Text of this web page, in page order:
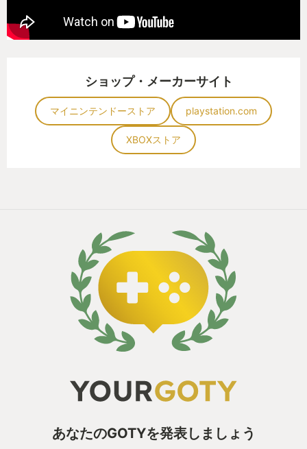
[まとめ]
シミュレーションRPGは人によって好き嫌いがある
そして、このゲームの虜になってください。
一緒に解放軍として、アレイン殿下をお助けしまし
ショップ・メーカーサイト
マイニンテンドーストア playstation.com
XBOXストア
あなたのGOTYを発表しましょう